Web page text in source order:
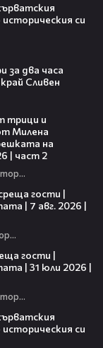
си
за два часа
Сливен
трици и
Милена
на
| част 2
Черешката на тортата
гости |
| 7 авг. 2026 |
Черешката на тортата
гости |
| 31 юли 2026 |
Черешката на тортата
си